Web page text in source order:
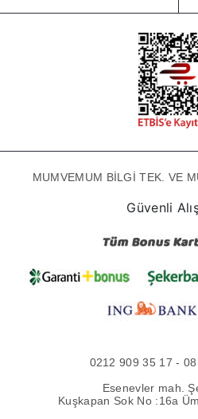
MUMVEMUM BİLGİ TEK. VE
Güvenli
0212 909 35 17 -
Esenevler mah.
Kuşkapan Sok No :16a